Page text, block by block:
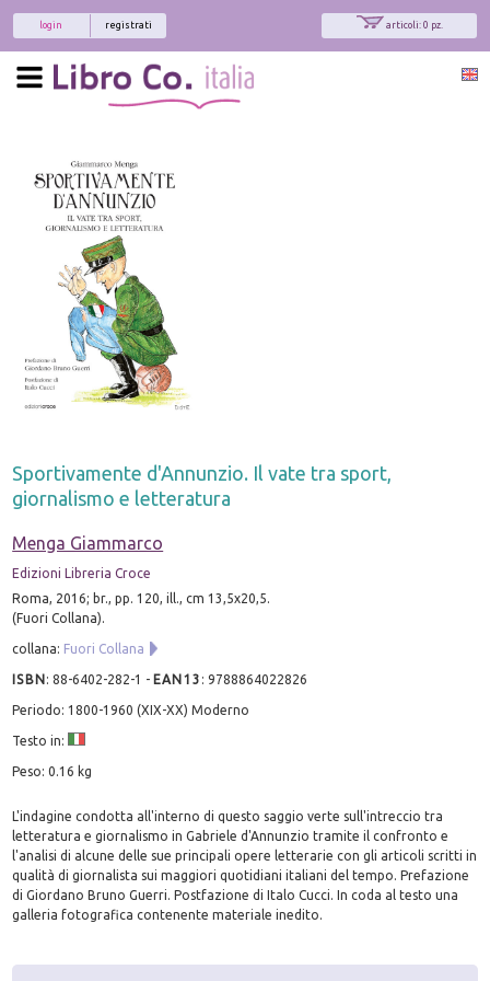
articoli: 0 pz.
registrati
login
Sportivamente d'Annunzio. Il vate tra sport,
giornalismo e letteratura
Menga Giammarco
Edizioni Libreria Croce
Roma, 2016; br., pp. 120, ill., cm 13,5x20,5.
(Fuori Collana).
collana: Fuori Collana
ISBN:88-6402-282-1 - EAN13 :9788864022826
Periodo: 1800-1960 (XIX-XX) Moderno
Testo in:
Peso: 0.16 kg
L'indagine condotta all'interno di questo saggio verte sull'intreccio tra
letteratura e giornalismo in Gabriele d'Annunzio tramite il confronto e
l'analisi di alcune delle sue principali opere letterarie con gli articoli scritti in
qualità di giornalista sui maggiori quotidiani italiani del tempo. Prefazione
di Giordano Bruno Guerri. Postfazione di Italo Cucci. In coda al testo una
galleria fotografica contenente materiale inedito.